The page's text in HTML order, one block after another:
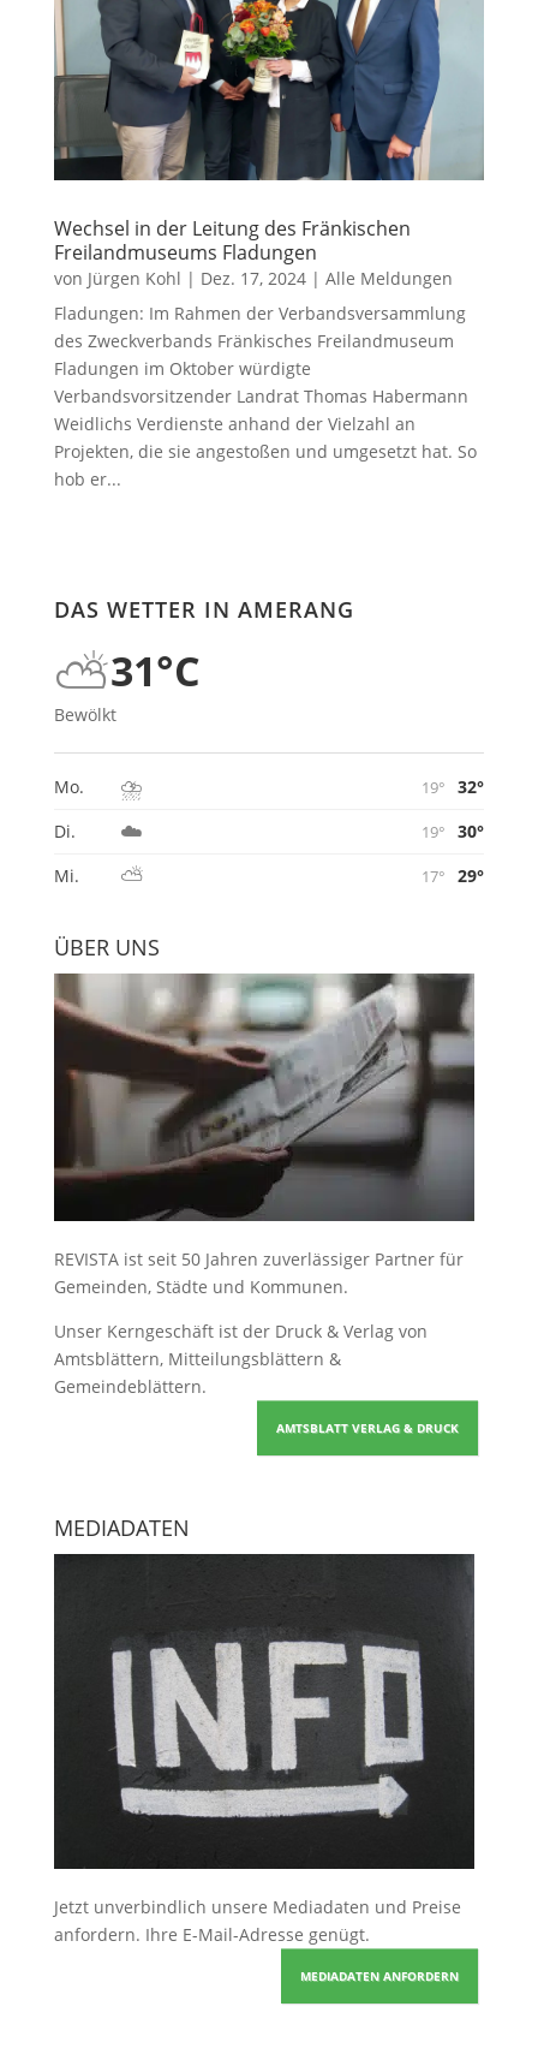
Wechsel in der Leitung des Fränkischen
Freilandmuseums Fladungen
von Jürgen Kohl | Dez. 17, 2024| Alle Meldungen
Fladungen: Im Rahmen der Verbandsversammlung
des Zweckverbands Fränkisches Freilandmuseum
Fladungen im Oktober würdigte
Verbandsvorsitzender Landrat Thomas Habermann
Weidlichs Verdienste anhand der Vielzahl an
Projekten, die sie angestoßen und umgesetzt hat. So
hob er...
DAS WETTER IN AMERANG
⛅31°C
Bewölkt
Mo. ⛈️ 19°
32°
Di.
☁️ 19°
30°
Mi.
⛅ 17° 29°
ÜBER UNS
REVISTA ist seit 50 Jahren zuverlässiger Partner für
Gemeinden, Städte und Kommunen.
Unser Kerngeschäft ist der Druck & Verlag von
Amtsblättern, Mitteilungsblättern &
Gemeindeblättern.
AMTSBLATT VERLAG & DRUCK
MEDIADATEN
Jetzt unverbindlich unsere Mediadaten und Preise
anfordern. Ihre E-Mail-Adresse genügt.
MEDIADATEN ANFORDERN